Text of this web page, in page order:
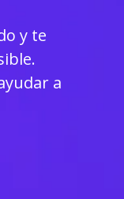
y te
a